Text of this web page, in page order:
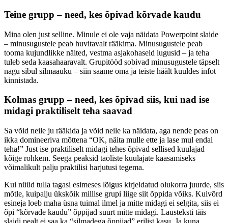
Teine grupp – need, kes õpivad kõrvade kaudu
Mina olen just selline. Minule ei ole vaja näidata Powerpoint slaide
– minusugustele peab huvitavalt rääkima. Minusugustele peab
tooma kujundlikke näited, vestma asjakohaseid lugusid – ja teha
tuleb seda kaasahaaravalt. Grupitööd sobivad minusugustele täpselt
nagu sibul silmaauku – siin saame oma ja teiste häält kuuldes infot
kinnistada.
Kolmas grupp – need, kes õpivad siis, kui nad ise
midagi praktiliselt teha saavad
Sa võid neile ju rääkida ja võid neile ka näidata, aga nende peas on
ikka domineeriva mõttena “OK, näita mulle ette ja lase mul endal
teha!” Just ise praktiliselt midagi tehes õpivad sellised kuulajad
kõige rohkem. Seega peaksid taoliste kuulajate kaasamiseks
võimalikult palju praktilisi harjutusi tegema.
Kui nüüd tulla tagasi esimeses lõigus kirjeldatud olukorra juurde, siis
mõtle, kuipalju ükskõik millise grupi liige siit õppida võiks. Kuivõrd
esineja loeb maha üsna tuimal ilmel ja mitte midagi ei selgita, siis ei
õpi “kõrvade kaudu” õppijad suurt mitte midagi. Lausteksti täis